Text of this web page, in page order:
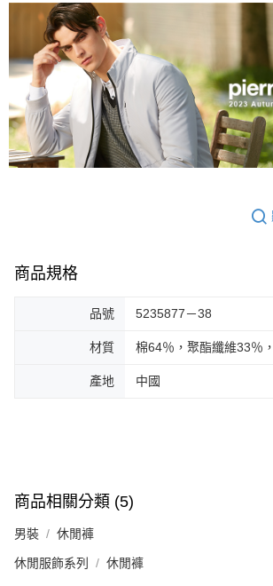
商品規格
品號 5235877－38
材質 棉64％，聚酯纖維33％
產地 中國
商品相關分類 (5)
男裝 休閒褲
休閒服飾系列 休閒褲